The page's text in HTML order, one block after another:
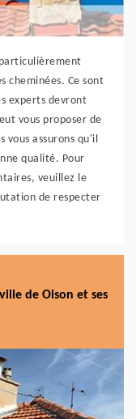
cheminées. Ce sont
experts devront
vous proposer de
vous assurons qu'il
qualité. Pour
veuillez le
de respecter
de Oison et ses